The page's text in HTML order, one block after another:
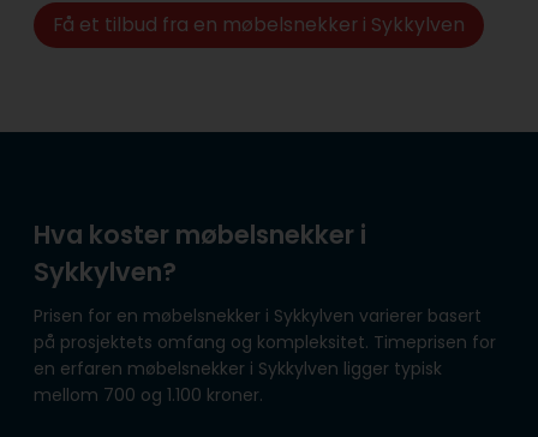
Få et tilbud fra en møbelsnekker i Sykkylven
Hva koster møbelsnekker i
Sykkylven?
Prisen for en møbelsnekker i Sykkylven varierer basert
på prosjektets omfang og kompleksitet. Timeprisen for
en erfaren møbelsnekker i Sykkylven ligger typisk
mellom 700 og 1.100 kroner.